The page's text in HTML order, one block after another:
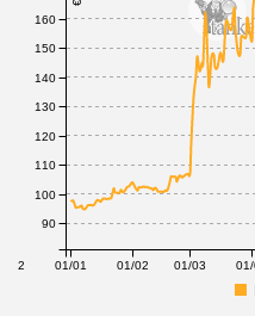
12 01/01 01/02 01/03
90
100
110
120
130
140
150
160